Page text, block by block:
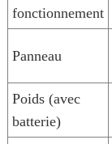
fonctionnement
Panneau
Poids (avec
batterie)